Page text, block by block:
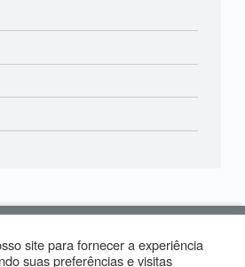
| Paraíso: (11) 3373-4444 | Alto
0958 | Produzido por:Tiago
site para fornecer a experiência
suas preferências e visitas